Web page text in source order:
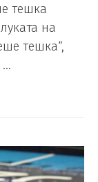
тешка
на
тешка“,
…